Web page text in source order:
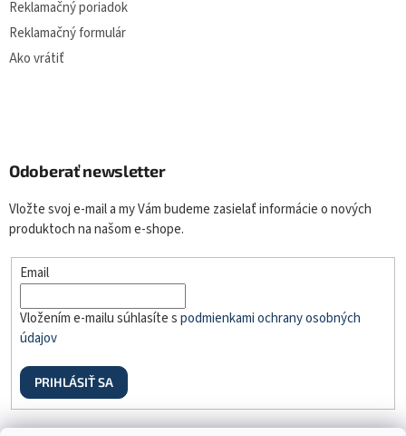
Reklamačný poriadok
Reklamačný formulár
Ako vrátiť
Odoberať newsletter
Vložte svoj e-mail a my Vám budeme zasielať informácie o nových
produktoch na našom e-shope.
Email
Vložením e-mailu súhlasíte spodmienkami ochrany osobných
údajov
PRIHLÁSIŤ SA